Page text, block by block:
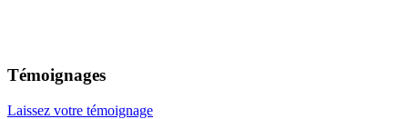
Témoignages
Laissez votre témoignage